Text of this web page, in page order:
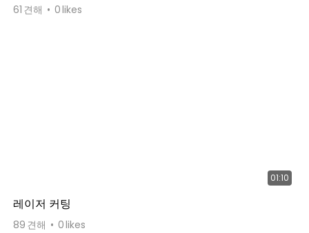
61 견해 0likes
01:10
레이저 커팅
89 견해 0likes